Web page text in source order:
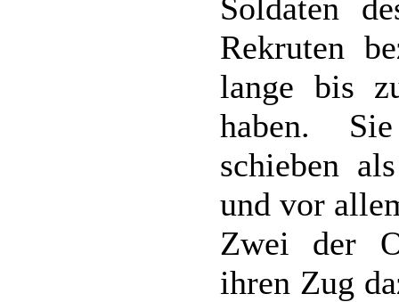
Soldaten
Rekruten
lange bis
haben.
schieben
und vor
Zwei der
ihren Zug